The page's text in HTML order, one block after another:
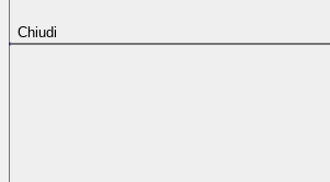
Chiudi